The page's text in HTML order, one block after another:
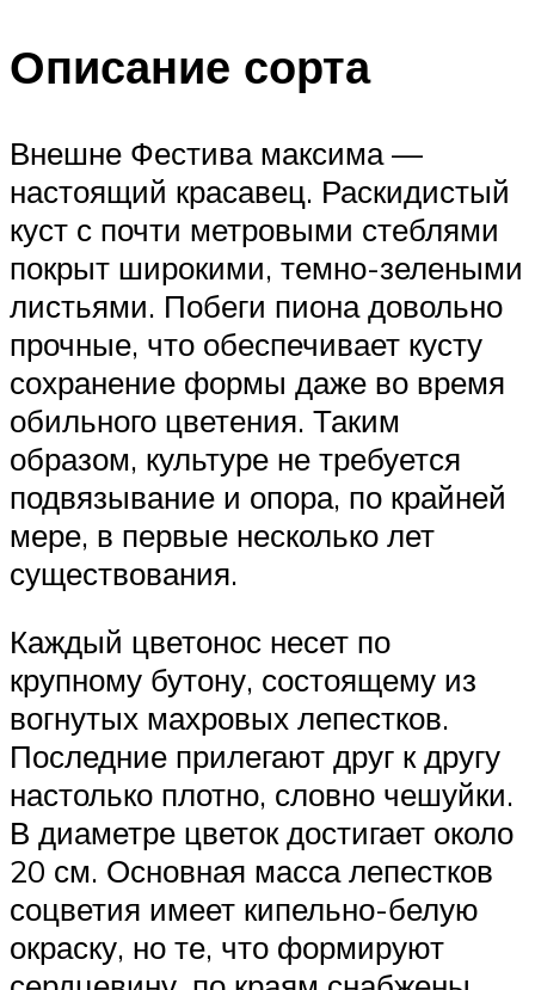
Описание сорта
Внешне Фестива максима —
настоящий красавец. Раскидистый
куст с почти метровыми стеблями
покрыт широкими, темно-зелеными
листьями. Побеги пиона довольно
прочные, что обеспечивает кусту
сохранение формы даже во время
обильного цветения. Таким
образом, культуре не требуется
подвязывание и опора, по крайней
мере, в первые несколько лет
существования.
Каждый цветонос несет по
крупному бутону, состоящему из
вогнутых махровых лепестков.
Последние прилегают друг к другу
настолько плотно, словно чешуйки.
В диаметре цветок достигает около
20 см. Основная масса лепестков
соцветия имеет кипельно-белую
окраску, но те, что формируют